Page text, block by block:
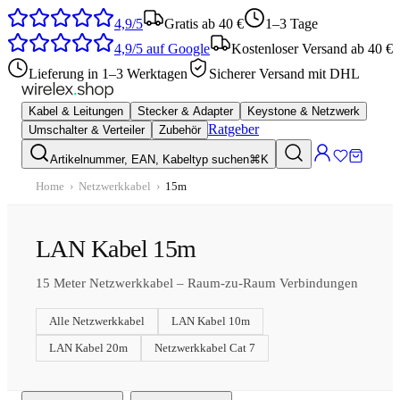
4,9/5 Gratis ab 40 €
1–3 Tage
4,9/5 auf Google
Kostenloser Versand ab 40 €
Lieferung in 1–3 Werktagen
Sicherer Versand mit DHL
Kabel & Leitungen Stecker & Adapter
Keystone & Netzwerk
Umschalter & Verteiler
Zubehör Ratgeber
Artikelnummer, EAN, Kabeltyp suchen⌘K
Home › Netzwerkkabel › 15m
LAN Kabel 15m
15 Meter Netzwerkkabel – Raum-zu-Raum Verbindungen
Alle Netzwerkkabel
LAN Kabel 10m
LAN Kabel 20m
Netzwerkkabel Cat 7